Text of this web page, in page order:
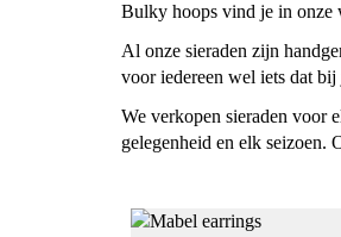
Bulky hoops vind je in onze
Al onze sieraden zijn
voor iedereen wel iets dat bij
We verkopen sieraden voor
gelegenheid en elk seizoen.